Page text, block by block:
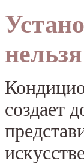
создает